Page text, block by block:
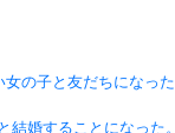
の子と友だちになった
結婚することになった。